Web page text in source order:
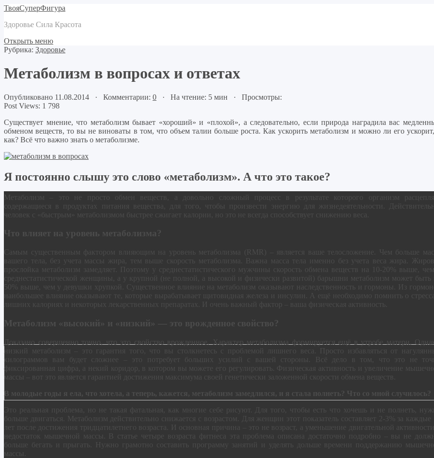
ТвояСуперФигура
Здоровье Сила Красота
Открыть меню
Рубрика: Здоровье
Метаболизм в вопросах и ответах
Опубликовано 11.08.2014 · Комментарии: 0 · На чтение: 5 мин · Просмотры:
Post Views: 1 798
Существует мнение, что метаболизм бывает «хороший» и «плохой», а следовательно, если природа наградила вас
обменом веществ, то вы не виноваты в том, что объем талии больше роста. Как ускорить метаболизм и можно ли его
как? Всё что важно знать о метаболизме.
Я постоянно слышу это слово «метаболизм». А что это такое?
Метаболизм – это не просто обмен веществ, а довольно сложный процесс в результате которого организм
содержащиеся в продуктах питания вещества, для того, чтобы произвести энергию для жизнедеятельности.
человек с «быстрым» метаболизмом быстрее сжигает калории, но это не всегда способствует снижению веса.
Что влияет на уровень метаболизма?
Самым существенным фактором влияющим на уровень метаболизма (RMR) – является ваше телосложение. Чем больше
вашего тела, без учета массы жира, тем выше скорость метаболизма. Важна масса тела именно без учета веса жира.
прослойка метаболизм замедляет. Поэтому у среднестатистического мужчины скорость обмена веществ на 10-20% выше,
среднестатистической женщины, а у крупной (не полной, а высокой и физически развитой) барышни метаболизм может быть
50% выше, чем у девушки хрупкой. Существенное влияние на метаболизм оказывают наследственность и гормоны. Из
наибольшее влияние оказывают те, которые вырабатывает щитовидная железа и инсулин. А ещё необходимо помнить о
лишних калориях и некоторых лекарственных препаратах. И очень важный фактор – ваша физическая активность.
Метаболизм «высокий» и «низкий» — это врожденное свойство?
Доказано совершенно точно, что это свойство врожденное. Характер метаболизма формируется ещё в утробе матери.
низкий метаболизм – это гарантия того, что вы столкнетесь с проблемой лишнего веса. Просто избавляться от
килограммов вам будет сложнее – это потребует больших усилий с вашей стороны. Всё дело в том, что это не
фиксированная цифра, а некий коридор, в котором вы можете его регулировать. Физическая активность и увеличение
массы – вот это является гарантией достижения максимума своей генетически заложенной скорости обмена веществ.
В молодые годы я ела, что хотела, а теперь, кажется, метаболизм замедлился, и я стала полнеть? Что со мной случилось?
Это реальная проблема, но не такая фатальная, как многие себе рисуют. Для того, чтобы есть что хочешь и не полнеть,
больше двигаться. Метаболизм действительно снижается с возрастом. Для женщин этот показатель составляет 2-3% за каждые
лет после достижения тридцатилетнего возраста. И основная причина – это не возраст, а уменьшение двигательной
недостаток мышечной массы. В статье четыре возраста фитнеса эта проблема описана достаточно подробно – вы не
больше бегать и прыгать. Нужно грамотно составить программу занятий и уделять дольше времени поддержанию
массы.